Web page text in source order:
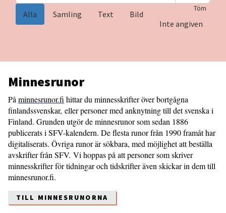
Töm
Alla Samling Text
Bild
Inte angiven
Minnesrunor
På minnesrunor.fi hittar du minnesskrifter över bortgågna
finlandssvenskar, eller personer med anknytning till det svenska i
Finland. Grunden utgör de minnesrunor som sedan 1886
publicerats i SFV-kalendern. De flesta runor från 1990 framåt har
digitaliserats. Övriga runor är sökbara, med möjlighet att beställa
avskrifter från SFV. Vi hoppas på att personer som skriver
minnesskrifter för tidningar och tidskrifter även skickar in dem till
minnesrunor.fi.
TILL MINNESRUNORNA